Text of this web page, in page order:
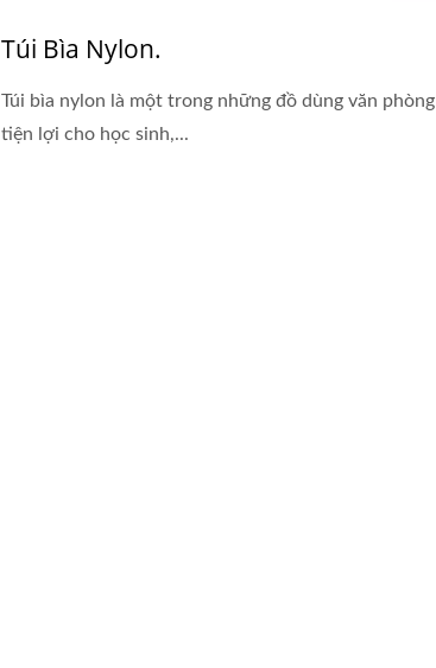
Túi Bìa Nylon.
Túi bìa nylon là một trong những đồ dùng văn phòng
tiện lợi cho học sinh,...